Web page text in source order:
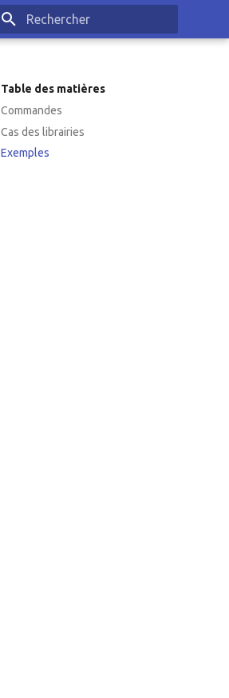
Table des matières
Commandes
Cas des librairies
Exemples